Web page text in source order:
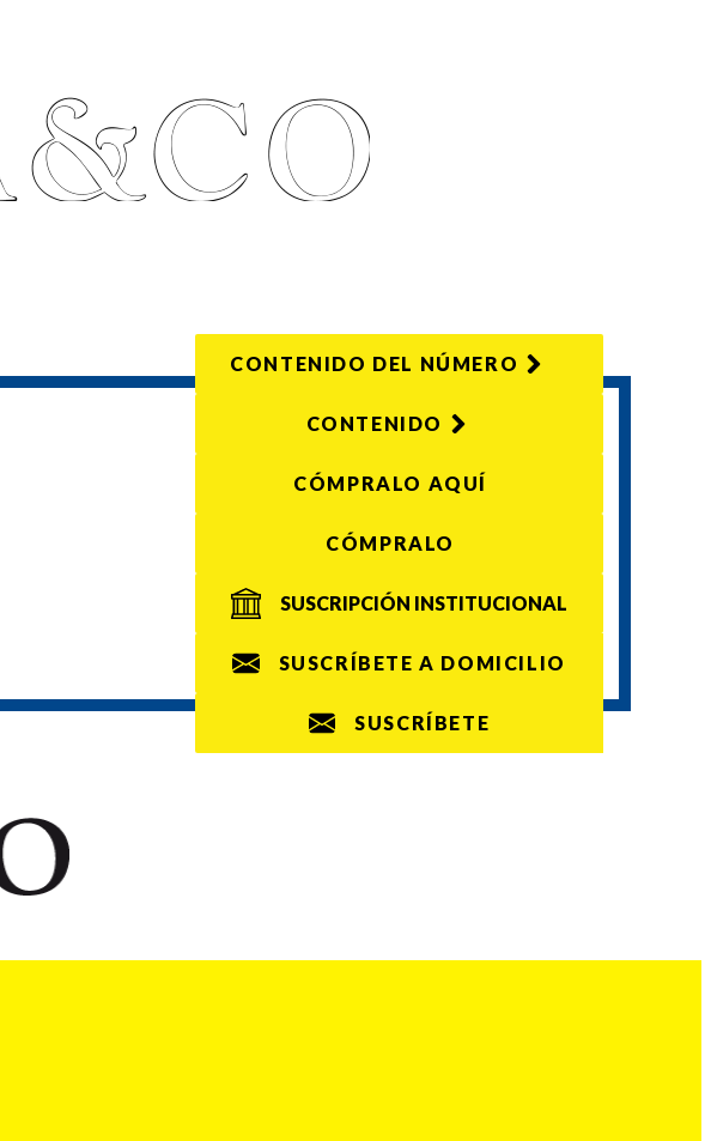
CONTENIDO DEL NÚMERO
CONTENIDO
CÓMPRALO AQUÍ
CÓMPRALO
SUSCRIPCIÓN INSTITUCIONAL
SUSCRÍBETE A DOMICILIO
SUSCRÍBETE